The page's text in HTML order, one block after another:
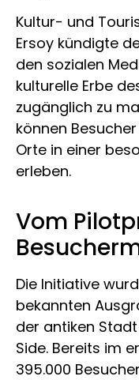
Kultur- und
Ersoy kündigte
den sozialen
kulturelle Erbe
zugänglich zu
können
Orte in einer
erleben.
Vom
Die Initiative
bekannten
der antiken
Side. Bereits im
395.000